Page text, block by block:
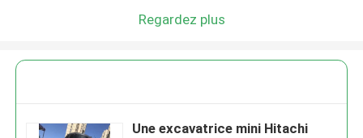
Regardez plus
Une excavatrice mini Hitachi